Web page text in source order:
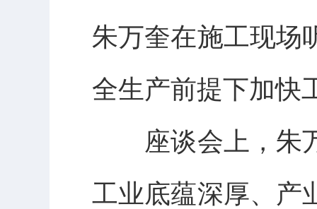
朱万奎在施工现场
全生产前提下加快
座谈会上，朱万
工业底蕴深厚、产